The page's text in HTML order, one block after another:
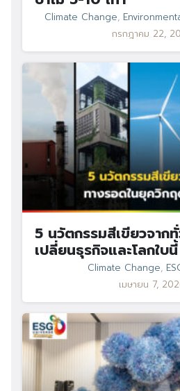
Climate Change,
กรกฎาคม 22,
5 นวัตกรรมสีเขียวจาก
เปลี่ยนธุรกิจและโลกใบนี้
Climate Change,
เมษายน 7,